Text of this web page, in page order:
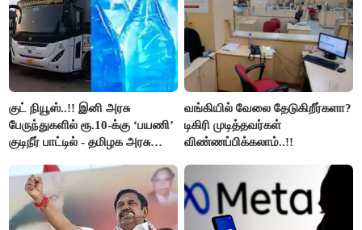
குட் நியூஸ்..!! இனி அரசு
பேருந்துகளில் ரூ.10-க்கு ‘பயணி’
குடிநீர் பாட்டில் - தமிழக அரசு
வங்கியில் வேலை தேடுகிறீர்களா?
டிகிரி முடித்தவர்கள்
விண்ணப்பிக்கலாம்..!!